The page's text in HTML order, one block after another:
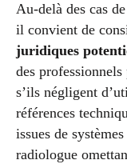
Au-delà des cas
il convient de
juridiques
des
s’ils négligent
références
issues de
radiologue